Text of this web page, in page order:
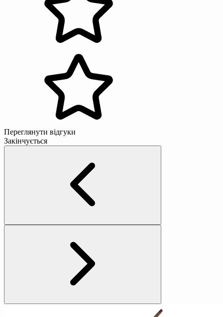
Переглянути відгуки
Закінчується